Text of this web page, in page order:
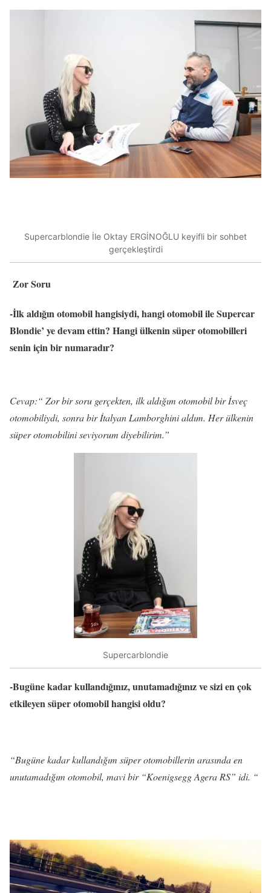
Supercarblondie İle Oktay ERGİNOĞLU keyifli bir sohbet
gerçekleştirdi
Zor Soru
-İlk aldığın otomobil hangisiydi, hangi otomobil ile Supercar
Blondie’ ye devam ettin? Hangi ülkenin süper otomobilleri
senin için bir numaradır?
Cevap:“ Zor bir soru gerçekten, ilk aldığım otomobil bir İsveç
otomobiliydi, sonra bir İtalyan Lamborghini aldım. Her ülkenin
süper otomobilini seviyorum diyebilirim.”
Supercarblondie
-Bugüne kadar kullandığınız, unutamadığınız ve sizi en çok
etkileyen süper otomobil hangisi oldu?
“Bugüne kadar kullandığım süper otomobillerin arasında en
unutamadığım otomobil, mavi bir “Koenigsegg Agera RS” idi. “